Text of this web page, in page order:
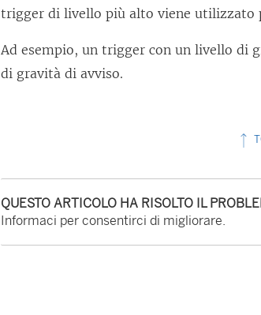
trigger di livello più alto viene utilizzato
Ad esempio, un trigger con un livello di
di gravità di avviso.
QUESTO ARTICOLO HA RISOLTO IL
Informaci per consentirci di migliorare.